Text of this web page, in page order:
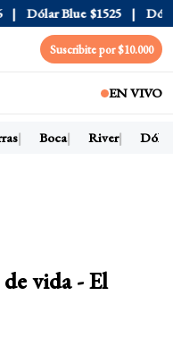
Blue $1525 Dólar
Suscribite por $10.000
EN VIVO
Boca River Dólar
vida - El